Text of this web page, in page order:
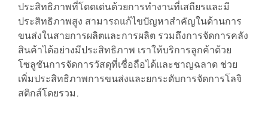
ประสิทธิภาพที่โดดเด่นด้วยการทำงานที่เสถียรและมี
ประสิทธิภาพสูง สามารถแก้ไขปัญหาสำคัญในด้านการ
ขนส่งในสายการผลิตและการผลิต รวมถึงการจัดการคลัง
สินค้าได้อย่างมีประสิทธิภาพ เราให้บริการลูกค้าด้วย
โซลูชันการจัดการวัสดุที่เชื่อถือได้และชาญฉลาด ช่วย
เพิ่มประสิทธิภาพการขนส่งและยกระดับการจัดการโลจิ
สติกส์โดยรวม.